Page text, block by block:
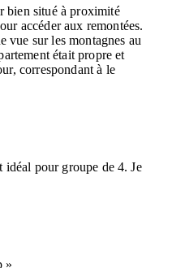
bien situé à proximité
accéder aux remontées.
vue sur les montagnes au
était propre et
correspondant à le
idéal pour groupe de 4. Je
»